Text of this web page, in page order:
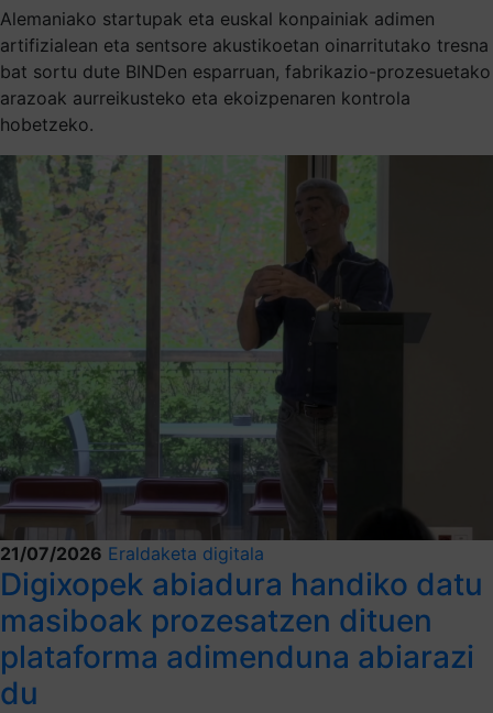
Alemaniako startupak eta euskal konpainiak adimen
artifizialean eta sentsore akustikoetan oinarritutako tresna
bat sortu dute BINDen esparruan, fabrikazio-prozesuetako
arazoak aurreikusteko eta ekoizpenaren kontrola
hobetzeko.
21/07/2026 Eraldaketa digitala
Digixopek abiadura handiko datu
masiboak prozesatzen dituen
plataforma adimenduna abiarazi
du